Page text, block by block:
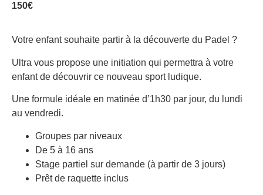
150€
Votre enfant souhaite partir à la découverte du Padel ?
Ultra vous propose une initiation qui permettra à votre
enfant de découvrir ce nouveau sport ludique.
Une formule idéale en matinée d’1h30 par jour, du lundi
au vendredi.
Groupes par niveaux
De 5 à 16 ans
Stage partiel sur demande (à partir de 3 jours)
Prêt de raquette inclus